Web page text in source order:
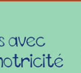
Trois-Pistoles
AOÛT